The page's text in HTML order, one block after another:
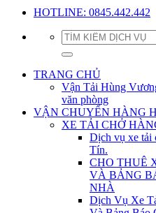
HOTLINE: 0845.442.442
TRANG CHỦ
Vận Tải Hùng
văn phòng
VẬN CHUYỂN HÀNG
XE TẢI CHỞ
Dịch vụ xe tải
Tín.
CHO THUÊ
VÀ BẢNG
NHÀ
Dịch Vụ Xe